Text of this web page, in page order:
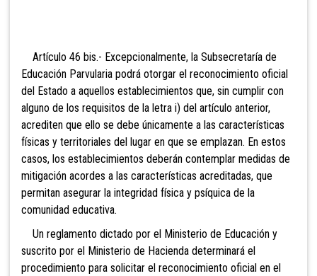
Artículo 46 bis.- Excepcionalmente, la Subsecretaría de
Educación Parvularia podrá otorgar el reconocimiento oficial
del Estado a aquellos establecimientos que, sin cumplir con
alguno de los requisitos de la letra i) del artículo anterior,
acrediten que ello se debe únicamente a las características
físicas y territoriales del lugar en que se emplazan. En estos
casos, los establecimientos deberán contemplar medidas de
mitigación acordes a las características acreditadas, que
permitan asegurar la integridad física y psíquica de la
comunidad educativa.
Un reglamento dictado por el Ministerio de Educación y
suscrito por el Ministerio de Hacienda determinará el
procedimiento para solicitar el reconocimiento oficial en el